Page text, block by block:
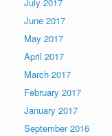
June 2017
May 2017
April 2017
March 2017
February 2017
January 2017
September 2016